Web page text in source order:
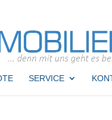
SERVICE